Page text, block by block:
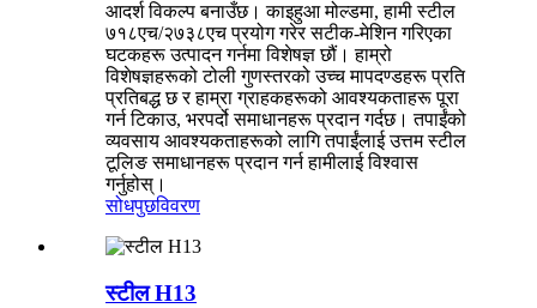
आदर्श विकल्प बनाउँछ। काइहुआ मोल्डमा, हामी स्टील
७१८एच/२७३८एच प्रयोग गरेर सटीक-मेशिन गरिएका
घटकहरू उत्पादन गर्नमा विशेषज्ञ छौं। हाम्रो
विशेषज्ञहरूको टोली गुणस्तरको उच्च मापदण्डहरू प्रति
प्रतिबद्ध छ र हाम्रा ग्राहकहरूको आवश्यकताहरू पूरा
गर्न टिकाउ, भरपर्दो समाधानहरू प्रदान गर्दछ। तपाईंको
व्यवसाय आवश्यकताहरूको लागि तपाईंलाई उत्तम स्टील
टूलिङ समाधानहरू प्रदान गर्न हामीलाई विश्वास
गर्नुहोस्।
सोधपुछविवरण
स्टील H13